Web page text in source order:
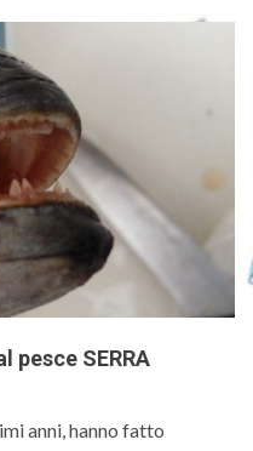
pesce SERRA
anni, hanno fatto